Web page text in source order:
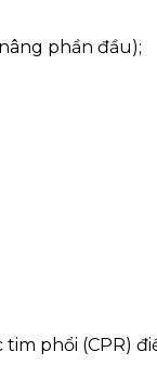
phần đầu);
phổi (CPR)